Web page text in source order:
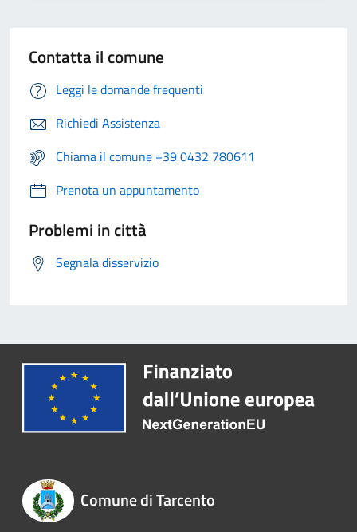
Contatta il comune
Leggi le domande frequenti
Richiedi Assistenza
Chiama il comune +39 0432 780611
Prenota un appuntamento
Problemi in città
Segnala disservizio
Comune di Tarcento